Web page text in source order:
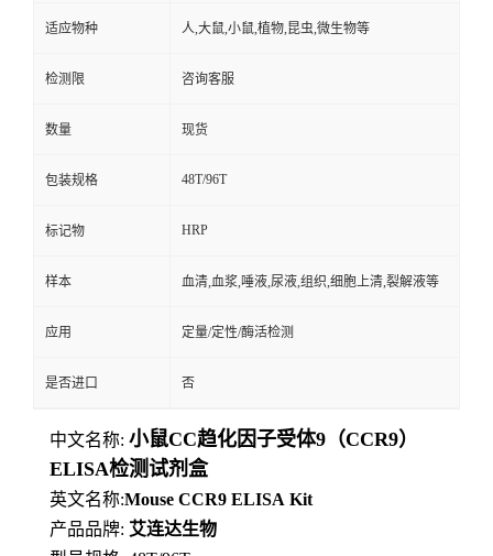
适应物种 人,大鼠,小鼠,植物,昆虫,微生物等
检测限 咨询客服
数量 现货
包装规格 48T/96T
标记物 HRP
样本 血清,血浆,唾液,尿液,组织,细胞上清,裂解液等
应用 定量/定性/酶活检测
是否进口 否
中文名称: 小鼠CC趋化因子受体9（CCR9）
ELISA检测试剂盒
英文名称:Mouse CCR9 ELISA Kit
产品品牌: 艾连达生物